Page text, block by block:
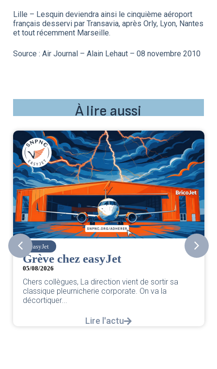
Lille – Lesquin deviendra ainsi le cinquième aéroport
français desservi par Transavia, après Orly, Lyon, Nantes
et tout récemment Marseille.
Source : Air Journal – Alain Lehaut – 08 novembre 2010
À lire aussi
easyJet
Grève chez easyJet
05/08/2026
Chers collègues, La direction vient de sortir sa
classique pleurnicherie corporate. On va la
décortiquer...
Lire l'actu